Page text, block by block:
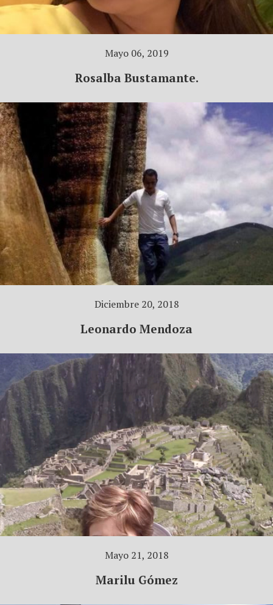
Mayo 06, 2019
Rosalba Bustamante.
Diciembre 20, 2018
Leonardo Mendoza
Mayo 21, 2018
Marilu Gómez